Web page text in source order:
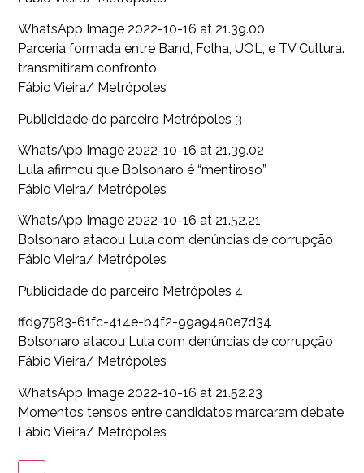
WhatsApp Image 2022-10-16 at 21.39.00
Parceria formada entre Band, Folha, UOL, e TV Cultura.
transmitiram confronto
Fábio Vieira/ Metrópoles
Publicidade do parceiro Metrópoles 3
WhatsApp Image 2022-10-16 at 21.39.02
Lula afirmou que Bolsonaro é “mentiroso”
Fábio Vieira/ Metrópoles
WhatsApp Image 2022-10-16 at 21.52.21
Bolsonaro atacou Lula com denúncias de corrupção
Fábio Vieira/ Metrópoles
Publicidade do parceiro Metrópoles 4
ffd97583-61fc-414e-b4f2-99a94a0e7d34
Bolsonaro atacou Lula com denúncias de corrupção
Fábio Vieira/ Metrópoles
WhatsApp Image 2022-10-16 at 21.52.23
Momentos tensos entre candidatos marcaram debate
Fábio Vieira/ Metrópoles